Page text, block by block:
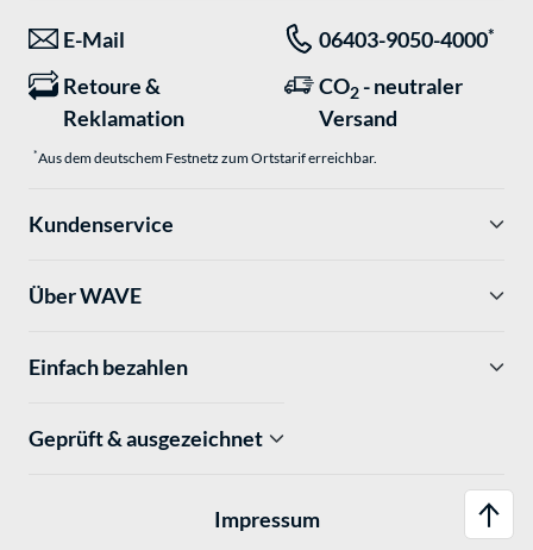
E-Mail 06403-9050-4000*
Retoure &
Reklamation
CO2 - neutraler
Versand
*Aus dem deutschem Festnetz zum Ortstarif erreichbar.
Kundenservice
Über WAVE
Einfach bezahlen
Geprüft & ausgezeichnet
Impressum